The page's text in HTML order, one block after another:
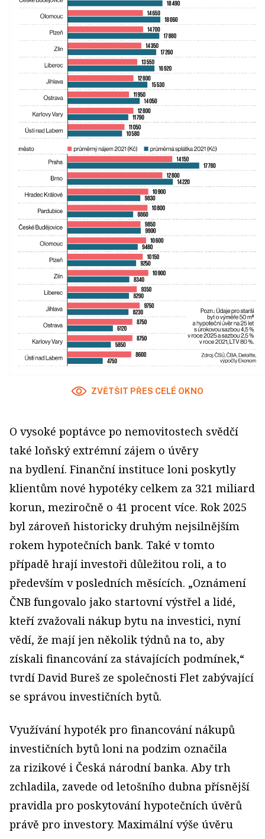
ZVĚTŠIT PŘES CELÉ OKNO
O vysoké poptávce po nemovitostech svědčí
také loňský extrémní zájem o úvěry
na bydlení. Finanční instituce loni poskytly
klientům nové hypotéky celkem za 321 miliard
korun, meziročně o 41 procent více. Rok 2025
byl zároveň historicky druhým nejsilnějším
rokem hypotečních bank. Také v tomto
případě hrají investoři důležitou roli, a to
především v posledních měsících. „Oznámení
ČNB fungovalo jako startovní výstřel a lidé,
kteří zvažovali nákup bytu na investici, nyní
vědí, že mají jen několik týdnů na to, aby
získali financování za stávajících podmínek,“
tvrdí David Bureš ze společnosti Flet zabývající
se správou investičních bytů.
Využívání hypoték pro financování nákupů
investičních bytů loni na podzim označila
za rizikové i Česká národní banka. Aby trh
zchladila, zavede od letošního dubna přísnější
pravidla pro poskytování hypotečních úvěrů
právě pro investory. Maximální výše úvěru